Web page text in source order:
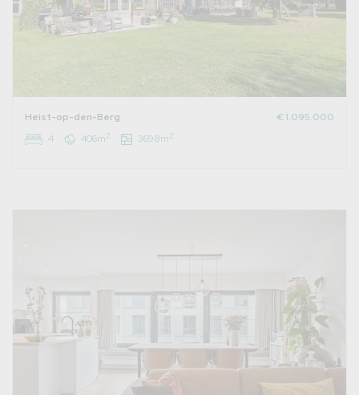
Heist-op-den-Berg
€ 1.095.000
4
406m2 3698m2